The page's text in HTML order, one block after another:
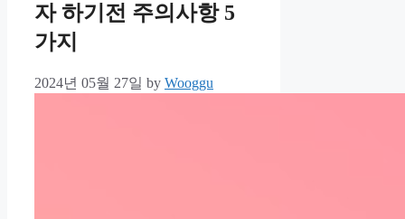
자 하기전 주의사항 5
가지
2024년 05월 27일 by Wooggu